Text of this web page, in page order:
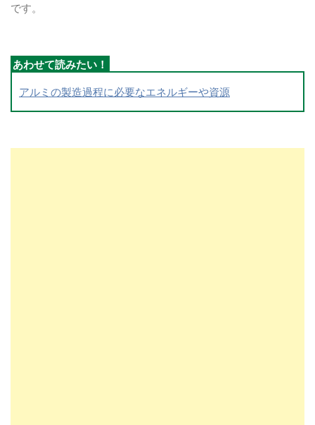
です。
アルミの製造過程に必要なエネルギーや資源